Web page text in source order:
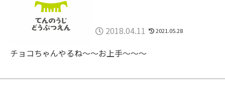
2018.04.11 2021.05.28
チョコちゃんやるね〜〜お上手〜〜〜